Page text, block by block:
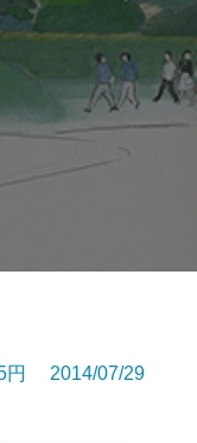
円 2014/07/29